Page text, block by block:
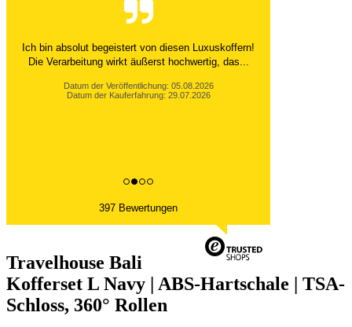
Ich bin absolut begeistert von diesen Luxuskoffern!
Die Verarbeitung wirkt äußerst hochwertig, das...
Datum der Veröffentlichung: 05.08.2026
Datum der Kauferfahrung: 29.07.2026
397 Bewertungen
Travelhouse Bali
Kofferset L Navy | ABS-Hartschale | TSA-
Schloss, 360° Rollen